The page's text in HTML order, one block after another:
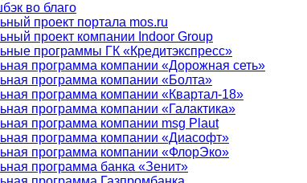
во благо
проект портала mos.ru
проект компании Indoor Group
программы ГК «Кредитэкспресс»
программа компании «Дорожная сеть»
программа компании «Болта»
программа компании «Квартал-18»
программа компании «Галактика»
программа компании msg Plaut
программа компании «Диасофт»
программа компании «ФлорЭко»
программа банка «Зенит»